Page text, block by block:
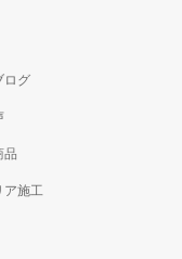
ログ
品
ア施工